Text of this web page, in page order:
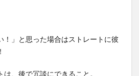
！」と思った場合はストレートに彼
、後で冗談にできること。